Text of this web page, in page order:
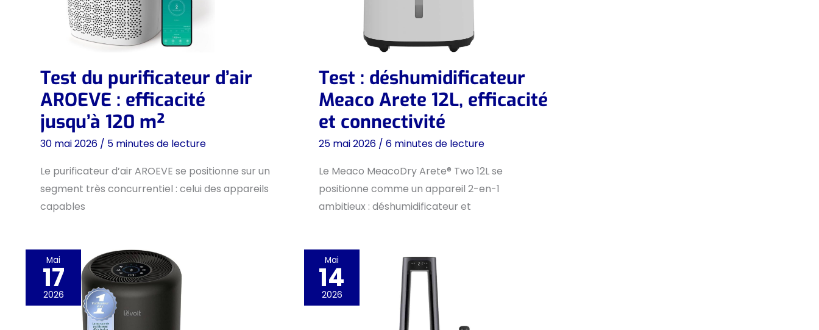
Test du purificateur d’air
AROEVE : efficacité
jusqu’à 120 m²
30 mai 2026 / 5 minutes de lecture
Le purificateur d’air AROEVE se positionne sur un
segment très concurrentiel : celui des appareils
capables
Test : déshumidificateur
Meaco Arete 12L, efficacité
et connectivité
25 mai 2026 / 6 minutes de lecture
Le Meaco MeacoDry Arete® Two 12L se
positionne comme un appareil 2-en-1
ambitieux : déshumidificateur et
Mai
17
2026
Mai
14
2026